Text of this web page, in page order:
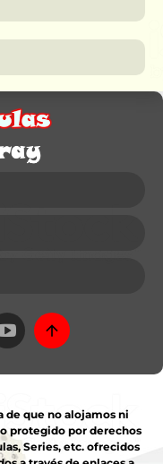
de que no alojamos ni
protegido por derechos
Series, etc. ofrecidos